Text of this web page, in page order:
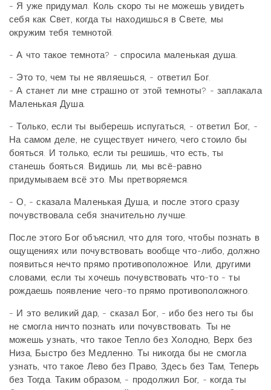
- Я уже придумал. Коль скоро ты не можешь увидеть
себя как Свет, когда ты находишься в Свете, мы
окружим тебя темнотой.
- А что такое темнота? - спросила маленькая душа.
- Это то, чем ты не являешься, - ответил Бог.
- А станет ли мне страшно от этой темноты? - заплакала
Маленькая Душа.
- Только, если ты выберешь испугаться, - ответил Бог, -
На самом деле, не существует ничего, чего стоило бы
бояться. И только, если ты решишь, что есть, ты
станешь бояться. Видишь ли, мы всё-равно
придумываем всё это. Мы претворяемся.
- О, - сказала Маленькая Душа, и после этого сразу
почувствовала себя значительно лучше.
После этого Бог объяснил, что для того, чтобы познать в
ощущениях или почувствовать вообще что-либо, должно
появиться нечто прямо противоположное. Или, другими
словами, если ты хочешь почувствовать что-то - ты
рождаешь появление чего-то прямо противоположного.
- И это великий дар, - сказал Бог, - ибо без него ты бы
не смогла ничто познать или почувствовать. Ты не
можешь узнать, что такое Тепло без Холодно, Верх без
Низа, Быстро без Медленно. Ты никогда бы не смогла
узнать, что такое Лево без Право, Здесь без Там, Теперь
без Тогда. Таким образом, - продолжил Бог, - когда ты